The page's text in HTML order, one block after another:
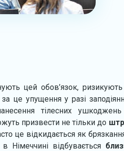
цей обов’язок,
за це упущення у разі
тілесних
призвести не тільки до
це відкидається як
відбувається